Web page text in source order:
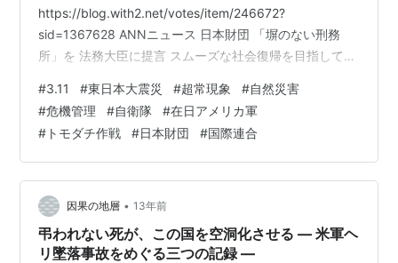
https://blog.with2.net/votes/item/246672?
sid=1367628 ANNニュース 日本財団 「塀のない刑務
所」を 法務大臣に提言 スムーズな社会復帰を目指して
版 日本サッカー協会(JFA) 日本財団と子供支援事業で 連
携協定を締結 www.sanspo.com ウィキペディア・日本財
団
https://ja.wikipedia.org/wiki/%E6%97%A5%E6%9C%AC
%E8%B2%A1%E5…
#3.11 #東日本大震災 #超常現象 #自然災害
#危機管理 #自衛隊 #在日アメリカ軍
# トモダチ作戦 #日本財団 #国際連合
因果の地層 • 13年前
弔われない死が、この国を空洞化させる ― 米軍ヘ
リ墜落事故をめぐる三つの記録 ―